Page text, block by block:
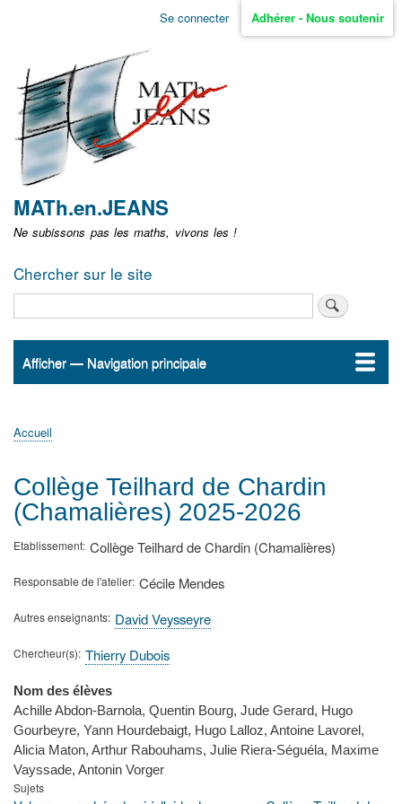
Aller
non
identifié
Se connecter Adhérer - Nous soutenir
MATh.en.JEANS
Ne subissons pas les maths, vivons les !
Chercher sur le site
Navigation
Afficher — Navigation principale
Accueil
ActualitésMATh.en.JEANS ?
Régions et Ateliers
Créer, gérer un atelier
Sujets/Publications
Congrès
d'Ariane
Accueil
Collège Teilhard de Chardin
(Chamalières) 2025-2026
Etablissement Collège Teilhard de Chardin (Chamalières)
Responsable de l'atelier Cécile Mendes
Autres enseignants David Veysseyre
Chercheur(s) Thierry Dubois
Nom des élèves
Achille Abdon-Barnola, Quentin Bourg, Jude Gerard, Hugo
Gourbeyre, Yann Hourdebaigt, Hugo Lalloz, Antoine Lavorel,
Alicia Maton, Arthur Rabouhams, Julie Riera-Séguéla, Maxime
Vayssade, Antonin Vorger
Sujets